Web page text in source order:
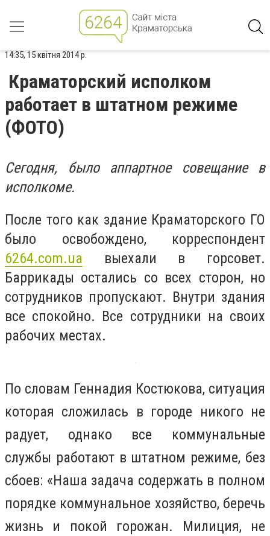
14:35, 15 квітня 2014 р.
Краматорский исполком
работает в штатном режиме
(ФОТО)
Сегодня, было аппартное совещание в
исполкоме.
После того как здание Краматорского ГО
было освобождено, корреспондент
6264.com.ua выехали в горсовет.
Баррикады остались со всех сторон, но
сотрудников пропускают. Внутри здания
все спокойно. Все сотрудники на своих
рабочих местах.
По словам Геннадия Костюкова, ситуация
которая сложилась в городе никого не
радует, однако все коммунальные
службы работают в штатном режиме, без
сбоев: «Наша задача содержать в полном
порядке коммунальное хозяйство, беречь
жизнь и покой горожан. Милиция, не